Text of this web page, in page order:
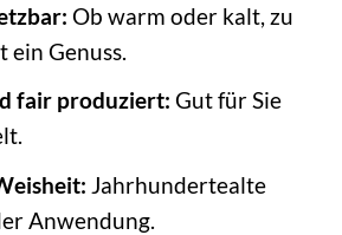
Ob warm oder kalt, zu
ein Genuss.
fair produziert: Gut für Sie
Jahrhundertealte
Anwendung.